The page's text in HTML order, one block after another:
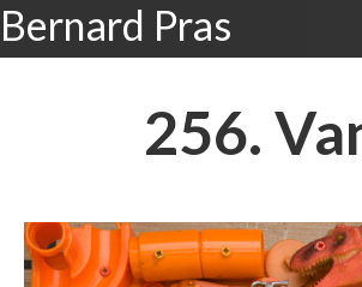
Bernard Pras
256.